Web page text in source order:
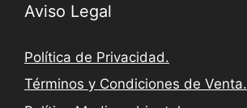
Aviso Legal
Política de Privacidad.
Términos y Condiciones de Venta.